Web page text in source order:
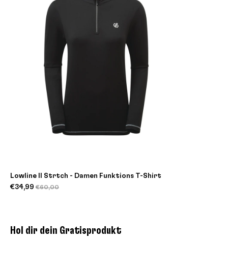
Lowline II Strtch - Damen Funktions T-Shirt
€34,99 €60,00
Hol dir dein Gratisprodukt